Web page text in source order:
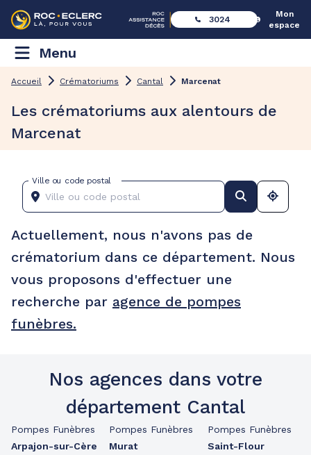
3024
Mon
espace
Menu
Accueil Crématoriums Cantal Marcenat
Les crématoriums aux alentours de
Marcenat
Ville ou code postal
Actuellement, nous n'avons pas de
crématorium dans ce département. Nous
vous proposons d'effectuer une
recherche par agence de pompes
funèbres.
Nos agences dans votre
département Cantal
Pompes Funèbres
Arpajon-sur-Cère
Pompes Funèbres
Murat
Pompes Funèbres
Saint-Flour